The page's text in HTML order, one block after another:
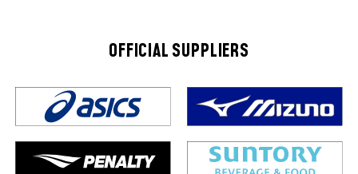
OFFICIAL SUPPLIERS